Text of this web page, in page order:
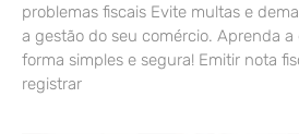
problemas fiscais Evite multas e
a gestão do seu comércio. Aprenda
forma simples e segura! Emitir nota
registrar